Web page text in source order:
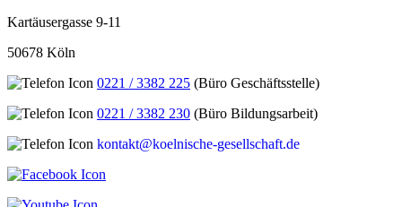
Kartäusergasse 9-11
50678 Köln
0221 / 3382 225 (Büro Geschäftsstelle)
0221 / 3382 230 (Büro Bildungsarbeit)
kontakt@koelnische-gesellschaft.de